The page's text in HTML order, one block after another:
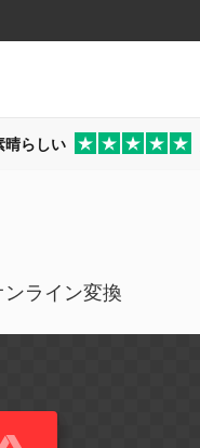
晴らしい
ンライン変換